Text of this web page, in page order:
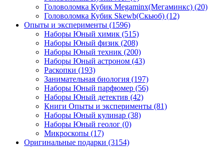
Головоломка Кубик Megaminx(Мегаминкс) (20)
Головоломка Кубик Skewb(Скьюб) (12)
Опыты и эксперименты (1596)
Наборы Юный химик (515)
Наборы Юный физик (208)
Наборы Юный техник (200)
Наборы Юный астроном (43)
Раскопки (193)
Занимательная биология (197)
Наборы Юный парфюмер (56)
Наборы Юный детектив (42)
Книги Опыты и эксперименты (81)
Наборы Юный кулинар (38)
Наборы Юный геолог (0)
Микроскопы (17)
Оригинальные подарки (3154)